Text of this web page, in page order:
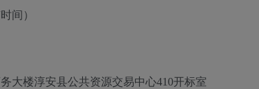
间）
大楼淳安县公共资源交易中心410开标室